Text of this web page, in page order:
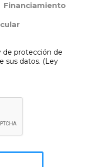
Financiamiento
de protección de
sus datos. (Ley